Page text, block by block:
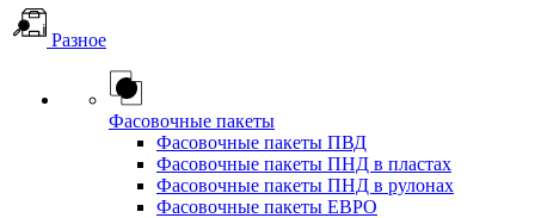
Разное
Фасовочные пакеты
Фасовочные пакеты ПВД
Фасовочные пакеты ПНД в пластах
Фасовочные пакеты ПНД в рулонах
Фасовочные пакеты ЕВРО